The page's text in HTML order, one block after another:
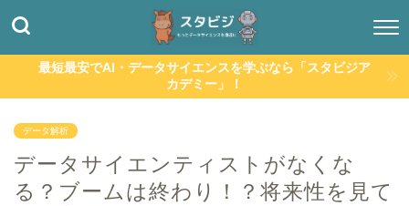
最短最安でAI・データサイエンスを学ぶなら「スタビジア
カデミー」！
データ解析
データサイエンティストがなくな
る？ブームは終わり！？将来性を見て